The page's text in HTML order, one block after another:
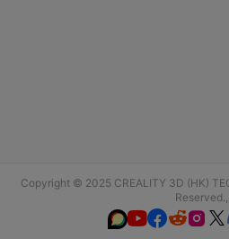
Copyright © 2025 CREALITY 3D (HK)
Reserved.,
 